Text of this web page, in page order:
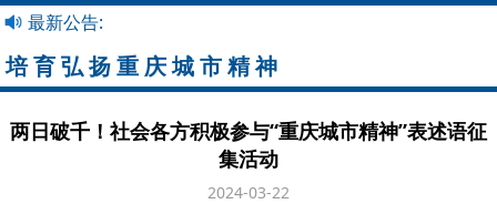
最新公告:
培育弘扬重庆城市精神
两日破千！社会各方积极参与“重庆城市精神”表述语征
集活动
2024-03-22